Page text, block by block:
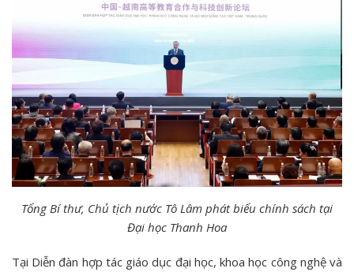
Tổng Bí thư, Chủ tịch nước Tô Lâm phát biểu chính sách tại
Đại học Thanh Hoa
Tại Diễn đàn hợp tác giáo dục đại học, khoa học công nghệ và